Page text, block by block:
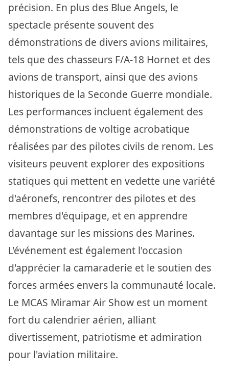
précision. En plus des Blue Angels, le
spectacle présente souvent des
démonstrations de divers avions militaires,
tels que des chasseurs F/A-18 Hornet et des
avions de transport, ainsi que des avions
historiques de la Seconde Guerre mondiale.
Les performances incluent également des
démonstrations de voltige acrobatique
réalisées par des pilotes civils de renom. Les
visiteurs peuvent explorer des expositions
statiques qui mettent en vedette une variété
d'aéronefs, rencontrer des pilotes et des
membres d'équipage, et en apprendre
davantage sur les missions des Marines.
L'événement est également l'occasion
d'apprécier la camaraderie et le soutien des
forces armées envers la communauté locale.
Le MCAS Miramar Air Show est un moment
fort du calendrier aérien, alliant
divertissement, patriotisme et admiration
pour l'aviation militaire.